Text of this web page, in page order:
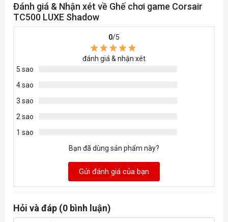
Gas Lift
Đánh giá & Nhận xét về Ghế chơi game Corsair
TC500 LUXE Shadow
0/5
đánh giá & nhận xét
5 sao
4 sao
3 sao
2 sao
1 sao
Bạn đã dùng sản phẩm này?
Gửi đánh giá của bạn
Hỏi và đáp (0 bình luận)